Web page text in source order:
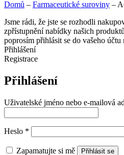
Domů – Farmaceutické suroviny –
Jsme rádi, že jste se rozhodli
zpřístupnění nabídky našich
poprosím přihlásit se do vašeho
Přihlášení
Registrace
Přihlášení
Uživatelské jméno nebo e-mailová
Heslo *
Zapamatujte si mě Přihlásit se